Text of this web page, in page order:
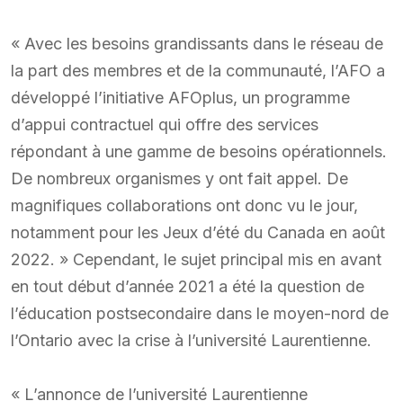
« Avec les besoins grandissants dans le réseau de
la part des membres et de la communauté, l’AFO a
développé l’initiative AFOplus, un programme
d’appui contractuel qui offre des services
répondant à une gamme de besoins opérationnels.
De nombreux organismes y ont fait appel. De
magnifiques collaborations ont donc vu le jour,
notamment pour les Jeux d’été du Canada en août
2022. » Cependant, le sujet principal mis en avant
en tout début d’année 2021 a été la question de
l’éducation postsecondaire dans le moyen-nord de
l’Ontario avec la crise à l’université Laurentienne.
« L’annonce de l’université Laurentienne